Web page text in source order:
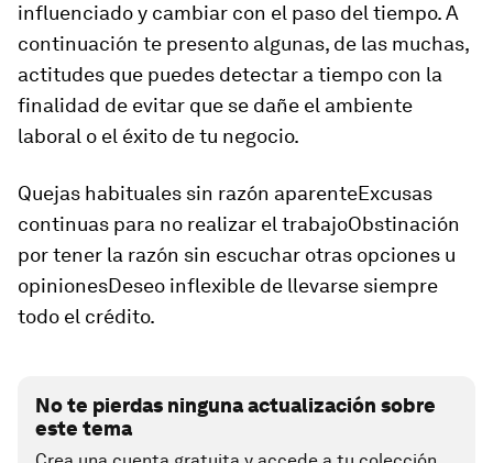
influenciado y cambiar con el paso del tiempo. A
continuación te presento algunas, de las muchas,
actitudes que puedes detectar a tiempo con la
finalidad de evitar que se dañe el ambiente
laboral o el éxito de tu negocio.
Quejas habituales sin razón aparenteExcusas
continuas para no realizar el trabajoObstinación
por tener la razón sin escuchar otras opciones u
opinionesDeseo inflexible de llevarse siempre
todo el crédito.
No te pierdas ninguna actualización sobre
este tema